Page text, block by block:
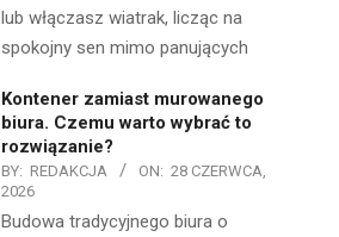
lub włączasz wiatrak, licząc na
spokojny sen mimo panujących
Kontener zamiast murowanego
biura. Czemu warto wybrać to
rozwiązanie?
BY: REDAKCJA ON: 28 CZERWCA,
2026
Budowa tradycyjnego biura o